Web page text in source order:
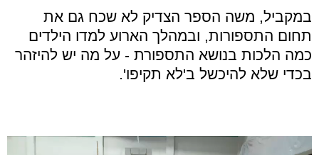
במקביל, משה הספר הצדיק לא שכח גם את
תחום התספורות, ובמהלך הארוע למדו הילדים
כמה הלכות בנושא התספורת - על מה יש להיזהר
בכדי שלא להיכשל ב'לא תקיפו'.